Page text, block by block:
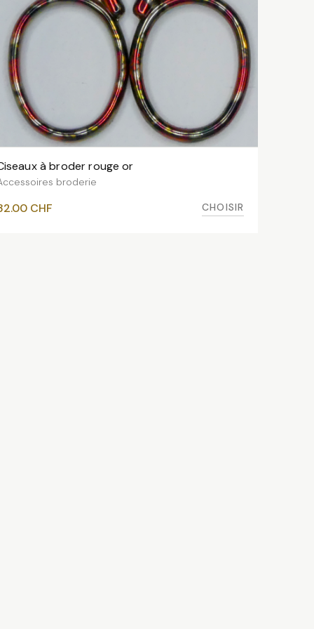
VOIR LES VARIANTES
à broder rouge or
broderie
CHF CHOISIR